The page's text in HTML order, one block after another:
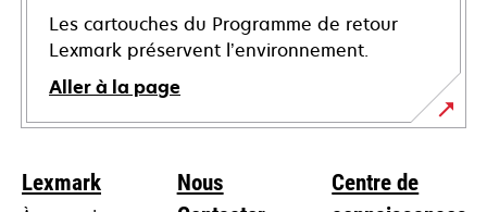
Les cartouches du Programme de retour
Lexmark préservent l’environnement.
Aller à la page
Lexmark
Nous
Centre de